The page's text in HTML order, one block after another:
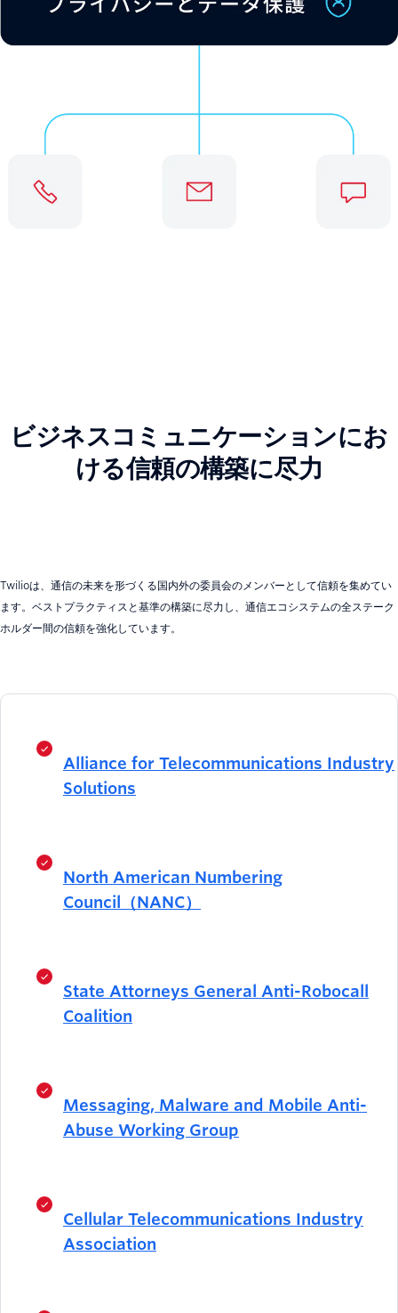
ビジネスコミュニケーションにお
ける信頼の構築に尽力
Twilioは、通信の未来を形づくる国内外の委員会のメンバーとして信頼を集めてい
ます。ベストプラクティスと基準の構築に尽力し、通信エコシステムの全ステーク
ホルダー間の信頼を強化しています。
Alliance for Telecommunications Industry
Solutions
North American Numbering
Council（NANC）
State Attorneys General Anti-Robocall
Coalition
Messaging, Malware and Mobile Anti-
Abuse Working Group
Cellular Telecommunications Industry
Association